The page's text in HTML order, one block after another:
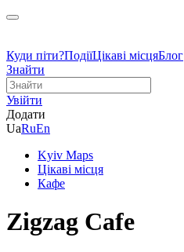
Куди піти?ПодіїЦікаві місцяБлог
Знайти
Увійти
Додати
UaRuEn
Kyiv Maps
Цікаві місця
Кафе
Zigzag Cafe